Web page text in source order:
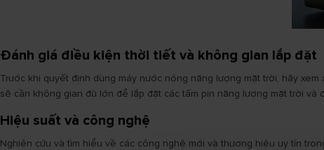
Đánh giá điều kiện thời tiết và không gian lắp đặt
Trước khi quyết định dùng máy nước nóng năng lượng mặt trời, hãy
sẽ cần không gian đủ lớn để lắp đặt các tấm pin năng lượng mặt trời
Hiệu suất và công nghệ
Nghiên cứu và tìm hiểu về các công nghệ mới và thương hiệu uy tín